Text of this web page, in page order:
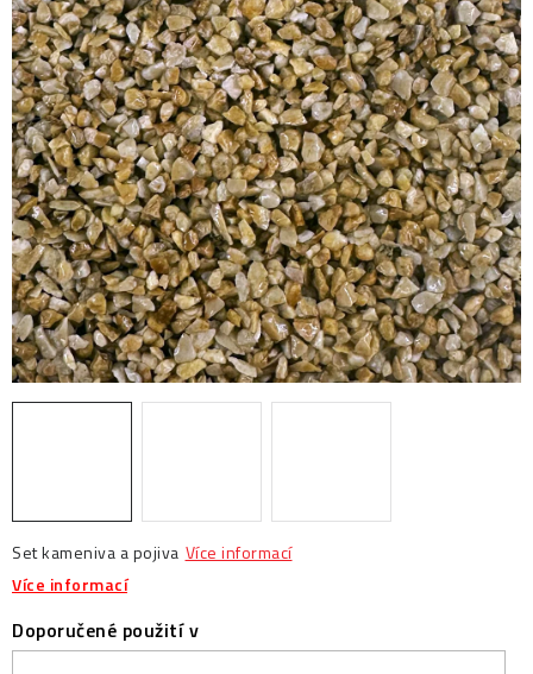
Prodejny Návody Blog Inspirace Kontakty
Set kameniva a pojiva Více informací
Více informací
Doporučené použití v